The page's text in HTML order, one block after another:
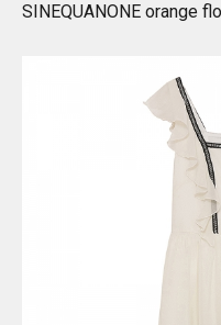
SINEQUANONE orange